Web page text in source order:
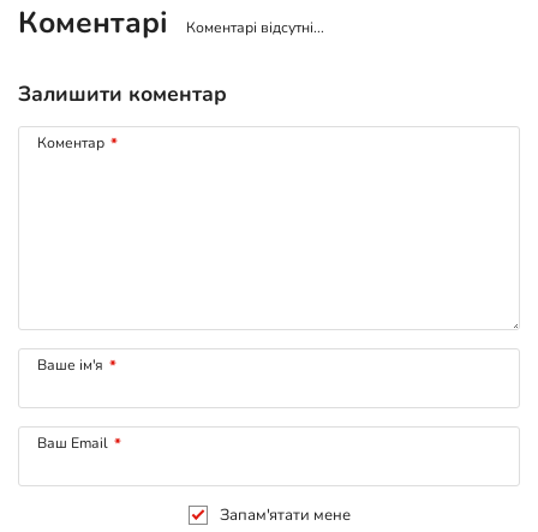
Коментарі Коментарі відсутні...
Залишити коментар
Коментар *
Ваше ім'я *
Ваш Email *
Запам'ятати мене